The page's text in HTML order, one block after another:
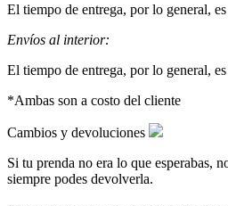
El tiempo de entrega, por lo general,
Envíos al interior:
El tiempo de entrega, por lo general,
*Ambas son a costo del cliente
Cambios y devoluciones
Si tu prenda no era lo que esperabas,
siempre podes devolverla.